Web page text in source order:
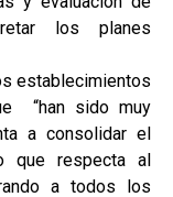
los planes
establecimientos
“han sido muy
a consolidar el
que respecta al
a todos los